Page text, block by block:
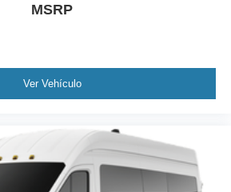
MSRP
Ver Vehículo